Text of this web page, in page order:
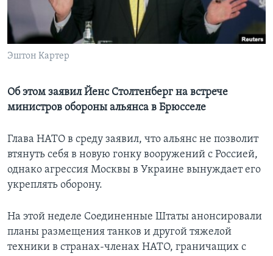
Learning English
СОЦИАЛЬНЫЕ СЕТИ
Языки
Эштон Картер
Об этом заявил Йенс Столтенберг на встрече
министров обороны альянса в Брюсселе
Глава НАТО в среду заявил, что альянс не позволит
втянуть себя в новую гонку вооружений с Россией,
однако агрессия Москвы в Украине вынуждает его
укреплять оборону.
На этой неделе Соединенные Штаты анонсировали
планы размещения танков и другой тяжелой
техники в странах-членах НАТО, граничащих с